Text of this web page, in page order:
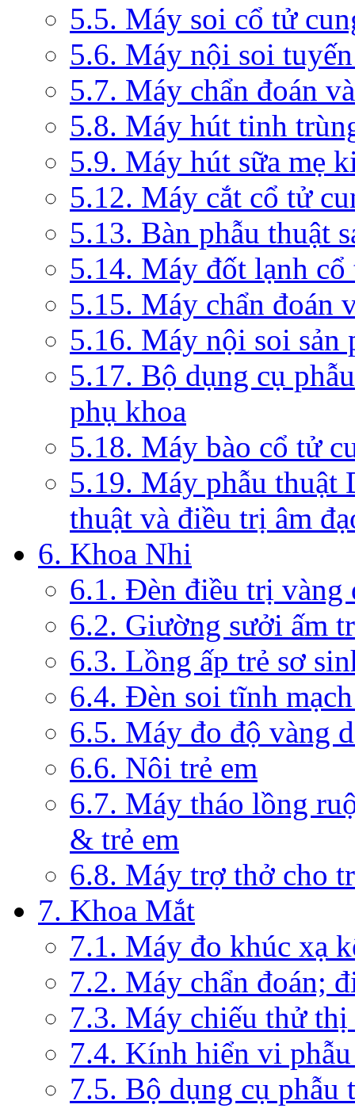
5.5. Máy soi cổ tử
5.6. Máy nội soi
5.7. Máy chẩn đoán
5.8. Máy hút tinh
5.9. Máy hút sữa mẹ
5.12. Máy cắt cổ tử
5.13. Bàn phẫu thuật
5.14. Máy đốt lạnh
5.15. Máy chẩn đoán
5.16. Máy nội soi sản
5.17. Bộ dụng cụ
phụ khoa
5.18. Máy bào cổ tử
5.19. Máy phẫu thuật
thuật và điều trị âm
6. Khoa Nhi
6.1. Đèn điều trị vàng
6.2. Giường sưởi ấm
6.3. Lồng ấp trẻ sơ
6.4. Đèn soi tĩnh
6.5. Máy đo độ vàng
6.6. Nôi trẻ em
6.7. Máy tháo lồng
& trẻ em
6.8. Máy trợ thở cho
7. Khoa Mắt
7.1. Máy đo khúc xạ
7.2. Máy chẩn đoán;
7.3. Máy chiếu thử
7.4. Kính hiển vi
7.5. Bộ dụng cụ phẫu